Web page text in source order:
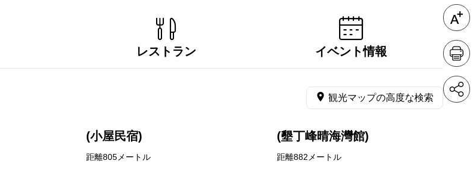
レストラン イベント情報
観光マップの高度な検索
(小屋民宿)
距離805メートル
(墾丁峰晴海灣館)
距離882メートル